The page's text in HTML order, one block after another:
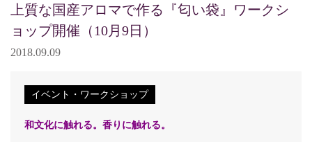
上質な国産アロマで作る『匂い袋』ワークシ
ョップ開催（10月9日）
2018.09.09
イベント・ワークショップ
和文化に触れる。香りに触れる。